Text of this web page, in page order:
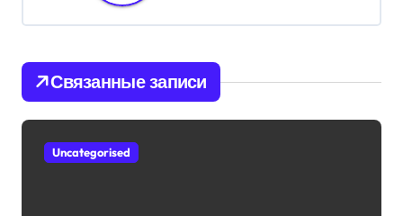
и
я
п
о
Связанные записи
Uncategorised